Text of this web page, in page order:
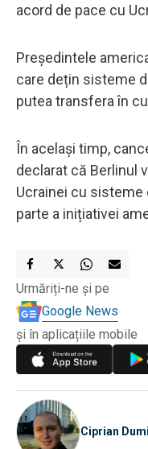
acord de pace cu
Președintele
care dețin sisteme
putea transfera în
În același timp,
declarat că Berlinul
Ucrainei cu sisteme
parte a inițiativei
Urmăriți-ne și pe
Google News
și în aplicațiile mobile
Ciprian